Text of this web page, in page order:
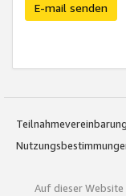
E-mail senden
Teilnahmevereinbarung
Auf dieser